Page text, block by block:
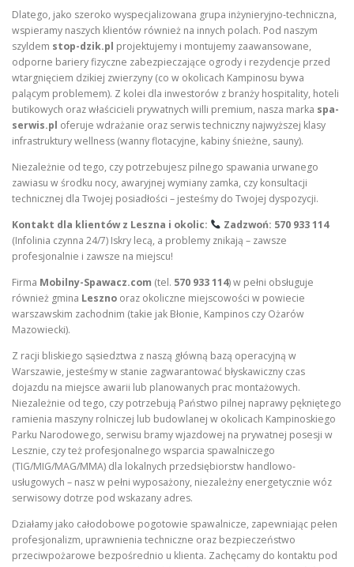
Dlatego, jako szeroko wyspecjalizowana grupa inżynieryjno-techniczna,
wspieramy naszych klientów również na innych polach. Pod naszym
szyldem stop-dzik.pl projektujemy i montujemy zaawansowane,
odporne bariery fizyczne zabezpieczające ogrody i rezydencje przed
wtargnięciem dzikiej zwierzyny (co w okolicach Kampinosu bywa
palącym problemem). Z kolei dla inwestorów z branży hospitality, hoteli
butikowych oraz właścicieli prywatnych willi premium, nasza marka spa-
serwis.pl oferuje wdrażanie oraz serwis techniczny najwyższej klasy
infrastruktury wellness (wanny flotacyjne, kabiny śnieżne, sauny).
Niezależnie od tego, czy potrzebujesz pilnego spawania urwanego
zawiasu w środku nocy, awaryjnej wymiany zamka, czy konsultacji
technicznej dla Twojej posiadłości – jesteśmy do Twojej dyspozycji.
Kontakt dla klientów z Leszna i okolic:
Zadzwoń: 570 933 114
(Infolinia czynna 24/7) Iskry lecą, a problemy znikają – zawsze
profesjonalnie i zawsze na miejscu!
Firma Mobilny-Spawacz.com (tel. 570 933 114) w pełni obsługuje
również gmina Leszno oraz okoliczne miejscowości w powiecie
warszawskim zachodnim (takie jak Błonie, Kampinos czy Ożarów
Mazowiecki).
Z racji bliskiego sąsiedztwa z naszą główną bazą operacyjną w
Warszawie, jesteśmy w stanie zagwarantować błyskawiczny czas
dojazdu na miejsce awarii lub planowanych prac montażowych.
Niezależnie od tego, czy potrzebują Państwo pilnej naprawy pękniętego
ramienia maszyny rolniczej lub budowlanej w okolicach Kampinoskiego
Parku Narodowego, serwisu bramy wjazdowej na prywatnej posesji w
Lesznie, czy też profesjonalnego wsparcia spawalniczego
(TIG/MIG/MAG/MMA) dla lokalnych przedsiębiorstw handlowo-
usługowych – nasz w pełni wyposażony, niezależny energetycznie wóz
serwisowy dotrze pod wskazany adres.
Działamy jako całodobowe pogotowie spawalnicze, zapewniając pełen
profesjonalizm, uprawnienia techniczne oraz bezpieczeństwo
przeciwpożarowe bezpośrednio u klienta. Zachęcamy do kontaktu pod